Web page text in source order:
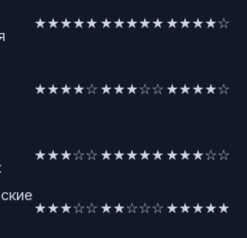
★★★★★★★★★★★★★★☆
★★★★☆★★★☆☆★★★★☆
★★★☆☆★★★★★★★★☆☆
★★★☆☆★★☆☆☆★★★★★